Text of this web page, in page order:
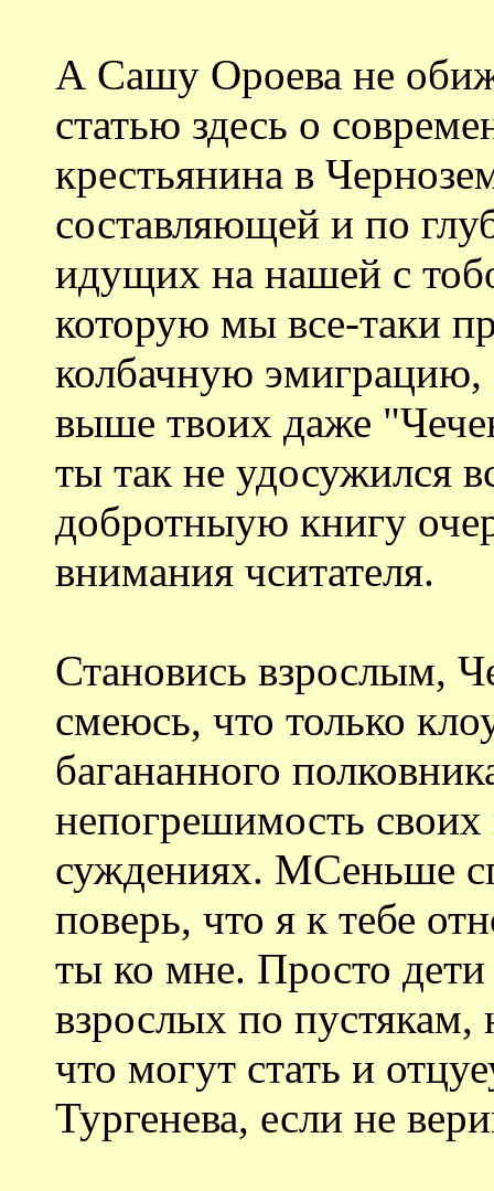
А Сашу Ороева не
статью здесь о
крестьянина в
составляющей и по
идущих на нашей с
которую мы все-таки
колбачную эмиграцию,
выше твоих даже
ты так не удосужился
добротныую книгу
внимания чситателя.
Становись взрослым,
смеюсь, что только
багананного
непогрешимость
суждениях. МСеньше
поверь, что я к тебе
ты ко мне. Просто дети
взрослых по пустякам,
что могут стать и
Тургенева, если не